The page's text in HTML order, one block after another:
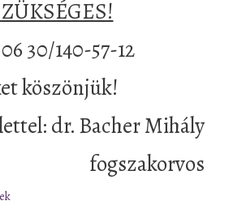
30/140-57-12
köszönjük!
dr. Bacher Mihály
fogszakorvos